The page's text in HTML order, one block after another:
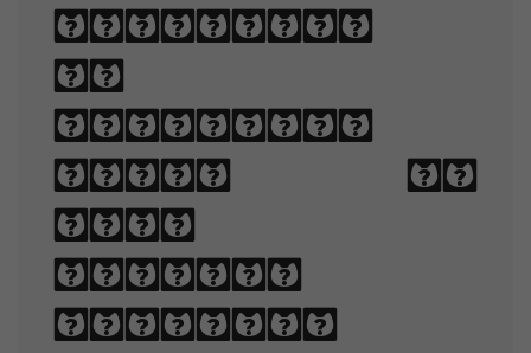
technique
of
arranging
type to
make
written
language